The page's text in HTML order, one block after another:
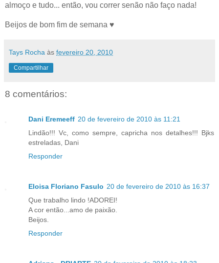
almoço e tudo... então, vou correr senão não faço nada!
Beijos de bom fim de semana ♥
Tays Rocha às fevereiro 20, 2010
Compartilhar
8 comentários:
Dani Eremeeff 20 de fevereiro de 2010 às 11:21
Lindão!!! Vc, como sempre, capricha nos detalhes!!! Bjks
estreladas, Dani
Responder
Eloisa Floriano Fasulo 20 de fevereiro de 2010 às 16:37
Que trabalho lindo !ADOREI!
A cor então...amo de paixão.
Beijos.
Responder